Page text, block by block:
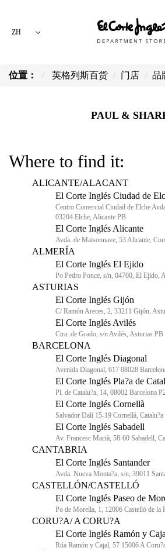
ZH
位置： 英格列斯百货 门店 品
PAUL &
Where to find it:
ALICANTE/ALACANT
El Corte Inglés Ciudad de
Centro Comercial Ciudad de Elche
03204 Elche, Alicante PB
El Corte Inglés Alicante
Avda. de Maisonnave, 53 Alicante,
ALMERÍA
El Corte Inglés El Ejido
Po Pedro Ponce, s/n, 04700, El Ejido,
ASTURIAS
El Corte Inglés Gijón
C/ Ramón Areces, 2, 33211 Gijón,
El Corte Inglés Avilés
Ctra. de Grado, s/n Avilés, Asturias PB
BARCELONA
El Corte Inglés Diagonal
Avenida Diagonal, 617 08028
El Corte Inglés Pla?a de
Pl. de Catalu?a, 14, 08002 Barcelona
El Corte Inglés Cornellà
Salvador Dalí 15-19 Cornellá, Catalu?a
El Corte Inglés Sabadell
Av. Francesc Macià, 58-60 Sabadell,
CANTABRIA
El Corte Inglés Santander
Avda. Nueva Monta?a, s/n, 39011
CASTELLÓN/CASTELLÓ
El Corte Inglés Paseo de
Po de Morella, 1, 12006 Castelló de la
CORU?A/ A CORU?A
El Corte Inglés Ramón y
Rúa Ramón y Cajal, 57 15006 A